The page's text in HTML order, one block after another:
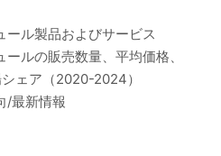
ル製品およびサービス
ルの販売数量、平均価格、
ェア（2020-2024）
/最新情報